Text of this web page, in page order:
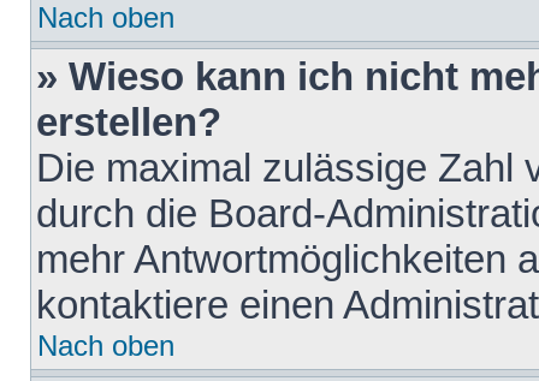
Nach oben
» Wieso kann ich nicht
erstellen?
Die maximal zulässige Zahl
durch die Board-
mehr Antwortmöglichkeiten
kontaktiere einen
Nach oben